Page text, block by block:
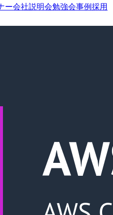
ー会社説明会勉強会事例採用